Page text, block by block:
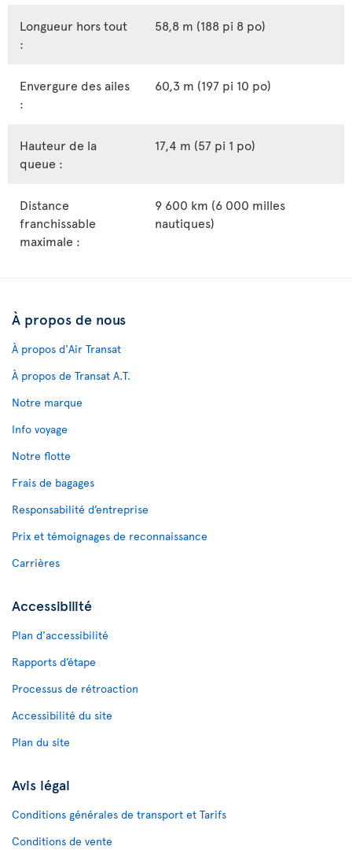
Longueur hors tout
:
58,8 m (188 pi 8 po)
Envergure des ailes
:
60,3 m (197 pi 10 po)
Hauteur de la
queue :
17,4 m (57 pi 1 po)
Distance
franchissable
maximale :
9 600 km (6 000 milles
nautiques)
À propos de nous
À propos d'Air Transat
À propos de Transat A.T.
Notre marque
Info voyage
Notre flotte
Frais de bagages
Responsabilité d’entreprise
Prix et témoignages de reconnaissance
Carrières
Accessibilité
Plan d'accessibilité
Rapports d’étape
Processus de rétroaction
Accessibilité du site
Plan du site
Avis légal
Conditions générales de transport et Tarifs
Conditions de vente